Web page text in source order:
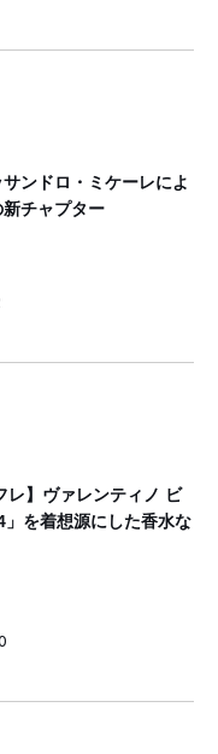
ンドロ・ミケーレによ
チャプター
レ】ヴァレンティノ ビ
を着想源にした香水な